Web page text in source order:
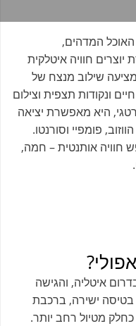
האוכל המדהים,
חוויה איטלקית
שילוב מנצח של
ונקודות תצפית וצילום
היא מאפשרת יציאה
פומפיי וסורנטו.
חוויה אותנטית – חמה,
איטליה, והגישה
בטיסה ישירה, ברכבת
מטיול רחב יותר.